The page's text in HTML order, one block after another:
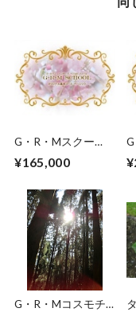
G・R・Mスクー
ス受講参加申し込み
¥165,000
G・R・Mコスモチ